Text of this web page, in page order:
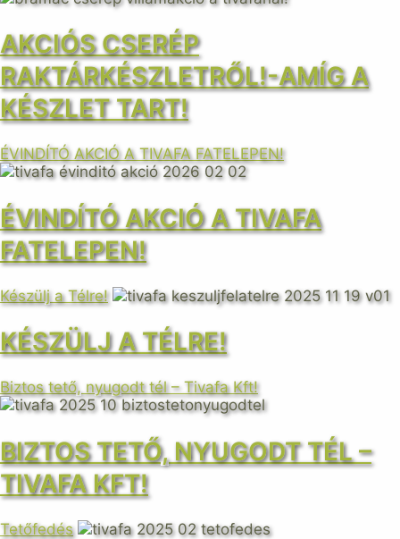
AKCIÓS CSERÉP
RAKTÁRKÉSZLETRŐL!-AMÍG A
KÉSZLET TART!
ÉVINDÍTÓ AKCIÓ A TIVAFA FATELEPEN!
ÉVINDÍTÓ AKCIÓ A TIVAFA
FATELEPEN!
Készülj a Télre!
KÉSZÜLJ A TÉLRE!
Biztos tető, nyugodt tél – Tivafa Kft!
BIZTOS TETŐ, NYUGODT TÉL –
TIVAFA KFT!
Tetőfedés